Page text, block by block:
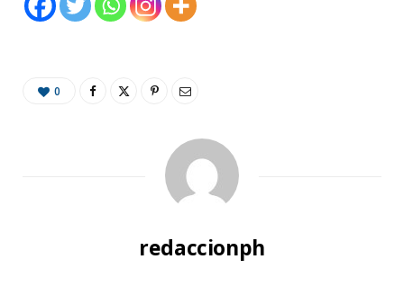
0
redaccionph